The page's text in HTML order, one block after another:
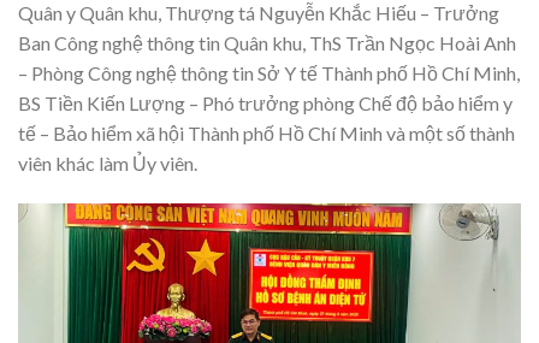
Quân y Quân khu, Thượng tá Nguyễn Khắc Hiếu – Trưởng
Ban Công nghệ thông tin Quân khu, ThS Trần Ngọc Hoài Anh
– Phòng Công nghệ thông tin Sở Y tế Thành phố Hồ Chí Minh,
BS Tiền Kiến Lượng – Phó trưởng phòng Chế độ bảo hiểm y
tế – Bảo hiểm xã hội Thành phố Hồ Chí Minh và một số thành
viên khác làm Ủy viên.